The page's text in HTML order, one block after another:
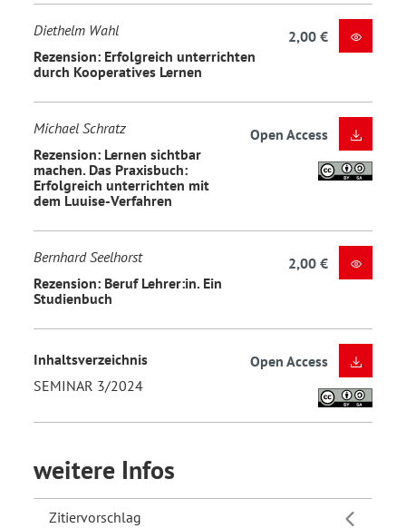
Diethelm Wahl
Rezension: Erfolgreich unterrichten
durch Kooperatives Lernen
2,00 €
Michael Schratz
Rezension: Lernen sichtbar
machen. Das Praxisbuch:
Erfolgreich unterrichten mit
dem Luuise-Verfahren
Open Access
Bernhard Seelhorst
Rezension: Beruf Lehrer:in. Ein
Studienbuch
2,00 €
Inhaltsverzeichnis
SEMINAR 3/2024
Open Access
weitere Infos
Zitiervorschlag